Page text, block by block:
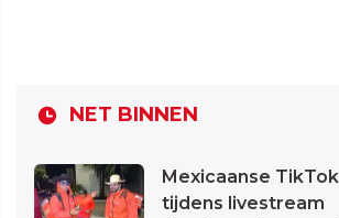
NET BINNEN
Mexicaanse
tijdens livestream